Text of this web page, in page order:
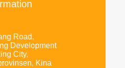
Road,
Development
City,
Kina